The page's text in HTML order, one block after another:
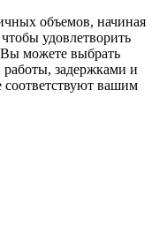
объемов, начиная
удовлетворить
Вы можете выбрать
задержками и
соответствуют вашим